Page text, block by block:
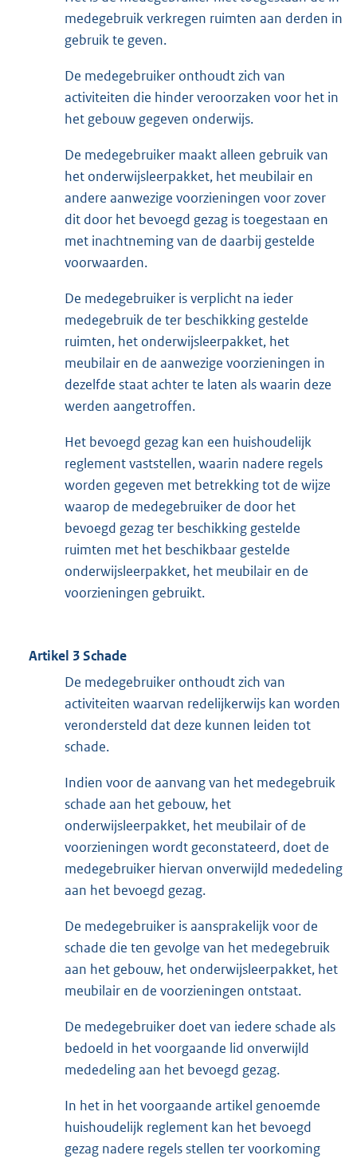
medegebruik verkregen ruimten aan derden in
gebruik te geven.
De medegebruiker onthoudt zich van
activiteiten die hinder veroorzaken voor het in
het gebouw gegeven onderwijs.
De medegebruiker maakt alleen gebruik van
het onderwijsleerpakket, het meubilair en
andere aanwezige voorzieningen voor zover
dit door het bevoegd gezag is toegestaan en
met inachtneming van de daarbij gestelde
voorwaarden.
De medegebruiker is verplicht na ieder
medegebruik de ter beschikking gestelde
ruimten, het onderwijsleerpakket, het
meubilair en de aanwezige voorzieningen in
dezelfde staat achter te laten als waarin deze
werden aangetroffen.
Het bevoegd gezag kan een huishoudelijk
reglement vaststellen, waarin nadere regels
worden gegeven met betrekking tot de wijze
waarop de medegebruiker de door het
bevoegd gezag ter beschikking gestelde
ruimten met het beschikbaar gestelde
onderwijsleerpakket, het meubilair en de
voorzieningen gebruikt.
Artikel 3 Schade
De medegebruiker onthoudt zich van
activiteiten waarvan redelijkerwijs kan worden
verondersteld dat deze kunnen leiden tot
schade.
Indien voor de aanvang van het medegebruik
schade aan het gebouw, het
onderwijsleerpakket, het meubilair of de
voorzieningen wordt geconstateerd, doet de
medegebruiker hiervan onverwijld mededeling
aan het bevoegd gezag.
De medegebruiker is aansprakelijk voor de
schade die ten gevolge van het medegebruik
aan het gebouw, het onderwijsleerpakket, het
meubilair en de voorzieningen ontstaat.
De medegebruiker doet van iedere schade als
bedoeld in het voorgaande lid onverwijld
mededeling aan het bevoegd gezag.
In het in het voorgaande artikel genoemde
huishoudelijk reglement kan het bevoegd
gezag nadere regels stellen ter voorkoming